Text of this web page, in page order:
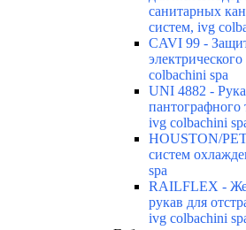
санитарных
систем, ivg
CAVI 99 -
colbachini spa
UNI 4882 -
пантографного
ivg colbachini
HOUSTON/
систем
spa
RAILFLEX -
рукав для
ivg colbachini